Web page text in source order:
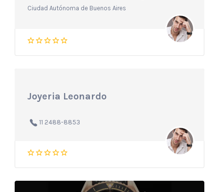
Ciudad Autónoma de Buenos Aires
Joyeria Leonardo
11 2488-8853